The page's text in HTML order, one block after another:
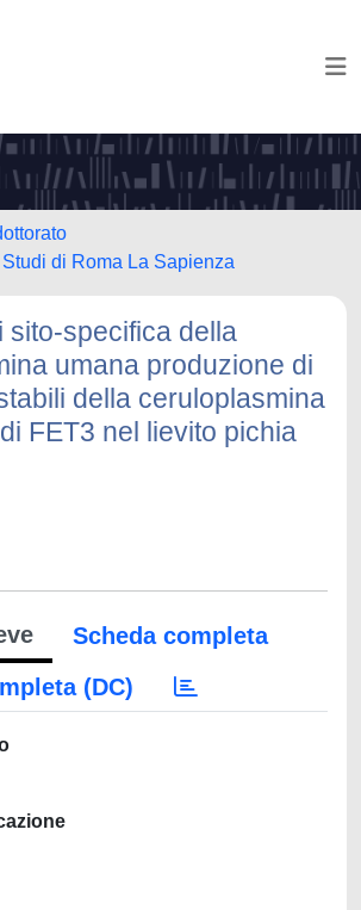
di Roma La Sapienza
sito-specifica della
umana produzione di
della ceruloplasmina
FET3 nel lievito pichia
Scheda completa
(DC)